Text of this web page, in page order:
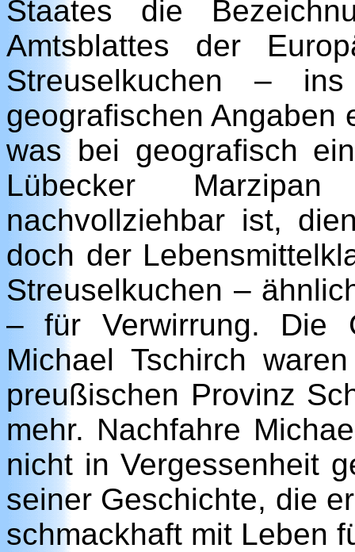
Staates die
Amtsblattes der
Streuselkuchen –
geografischen Angaben
was bei geografisch
Lübecker
nachvollziehbar ist,
doch der
Streuselkuchen –
– für Verwirrung. Die
Michael Tschirch
preußischen Provinz
mehr. Nachfahre
nicht in Vergessenheit
seiner Geschichte, die
schmackhaft mit Leben